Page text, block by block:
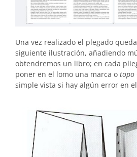
Una vez realizado el plegado
siguiente ilustración, añadiendo
obtendremos un libro; en cada
poner en el lomo una marca o topo
simple vista si hay algún error en